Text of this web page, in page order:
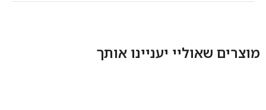
מוצרים שאוליי יעניינו אותך